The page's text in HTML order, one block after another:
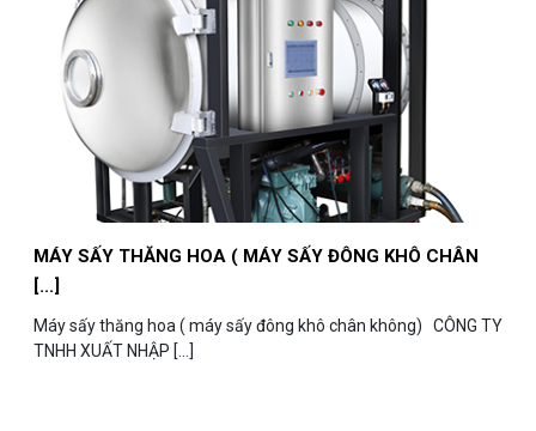
MÁY SẤY THĂNG HOA ( MÁY SẤY ĐÔNG KHÔ CHÂN
[...]
Máy sấy thăng hoa ( máy sấy đông khô chân không) CÔNG TY
TNHH XUẤT NHẬP [...]